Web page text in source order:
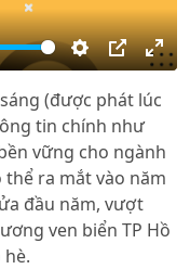
Settings
PIP
(được phát lúc
tin chính như
vững cho ngành
thể ra mắt vào năm
đầu năm, vượt
ven biển TP Hồ